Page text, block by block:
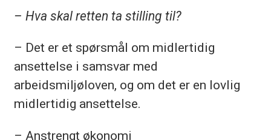
– Hva skal retten ta stilling til?
– Det er et spørsmål om midlertidig
ansettelse i samsvar med
arbeidsmiljøloven, og om det er en lovlig
midlertidig ansettelse.
– Anstrengt økonomi